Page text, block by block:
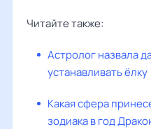
Читайте также:
Астролог назвала
устанавливать ёлку
Какая сфера
зодиака в год